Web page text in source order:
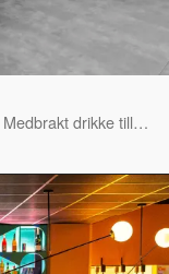
Medbrakt drikke tillatt